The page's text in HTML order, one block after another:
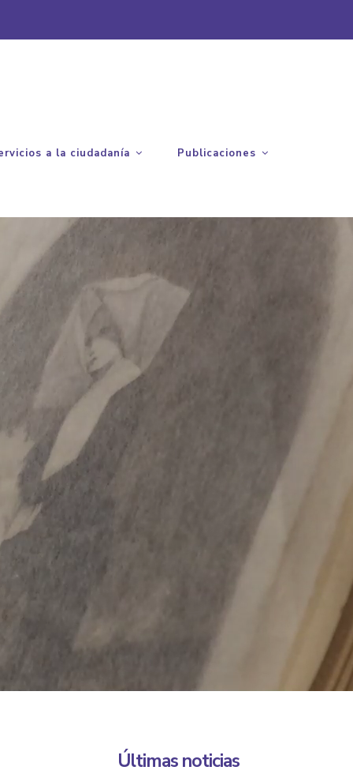
a la ciudadanía Publicaciones
Últimas noticias